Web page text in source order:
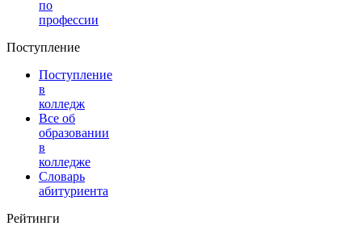
по
профессии
Поступление
Поступление
в
колледж
Все об
образовании
в
колледже
Словарь
абитуриента
Рейтинги